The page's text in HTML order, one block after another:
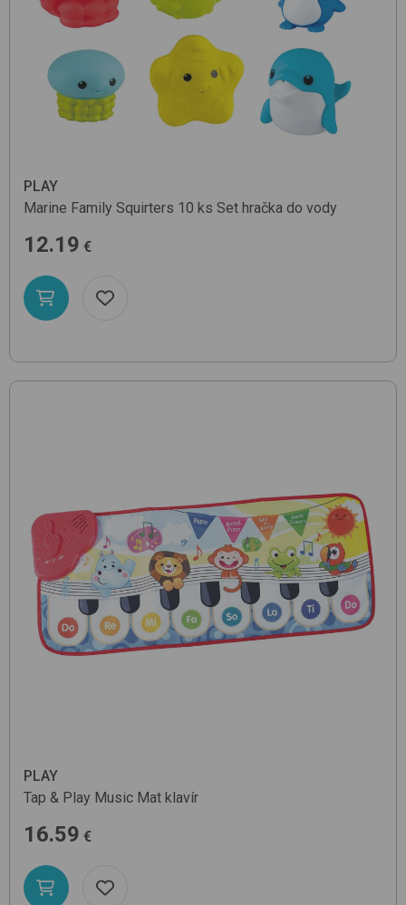
PLAY
Marine Family Squirters 10 ks Set hračka do vody
12.19 €
PLAY
Tap & Play Music Mat klavír
16.59 €